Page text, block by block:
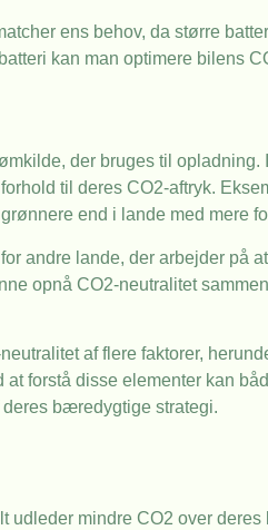
ens behov, da større
kan man optimere bilens
der bruges til
til deres CO2-aftryk.
end i lande med mere
andre lande, der arbejder
opnå CO2-neutralitet
af flere faktorer,
forstå disse elementer kan
bæredygtige strategi.
udleder mindre CO2 over